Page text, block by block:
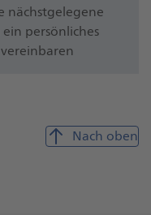
nächstgelegene
persönliches
Nach oben